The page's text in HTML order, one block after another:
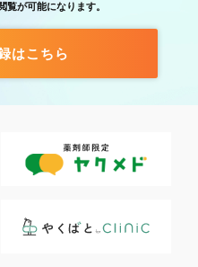
覧が可能になります。
はこちら